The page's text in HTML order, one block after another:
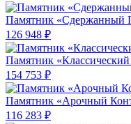
Памятник «Сдержанный
126 948 ₽
Памятник
154 753 ₽
Памятник «Арочный
116 283 ₽